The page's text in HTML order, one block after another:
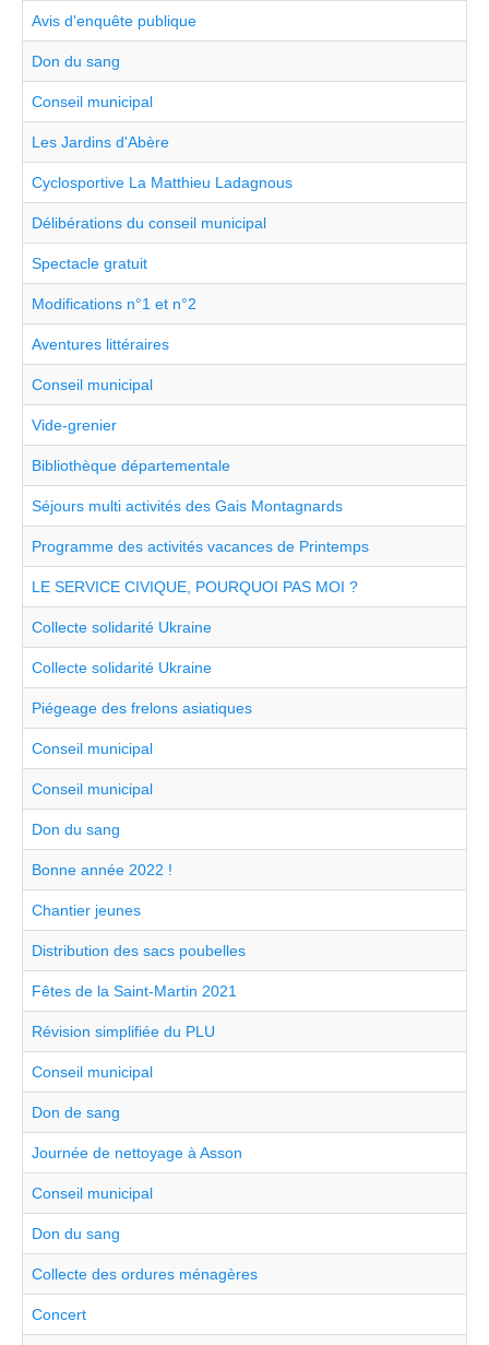
Avis d'enquête publique
Don du sang
Conseil municipal
Les Jardins d'Abère
Cyclosportive La Matthieu Ladagnous
Délibérations du conseil municipal
Spectacle gratuit
Modifications n°1 et n°2
Aventures littéraires
Conseil municipal
Vide-grenier
Bibliothèque départementale
Séjours multi activités des Gais Montagnards
Programme des activités vacances de Printemps
LE SERVICE CIVIQUE, POURQUOI PAS MOI ?
Collecte solidarité Ukraine
Collecte solidarité Ukraine
Piégeage des frelons asiatiques
Conseil municipal
Conseil municipal
Don du sang
Bonne année 2022 !
Chantier jeunes
Distribution des sacs poubelles
Fêtes de la Saint-Martin 2021
Révision simplifiée du PLU
Conseil municipal
Don de sang
Journée de nettoyage à Asson
Conseil municipal
Don du sang
Collecte des ordures ménagères
Concert